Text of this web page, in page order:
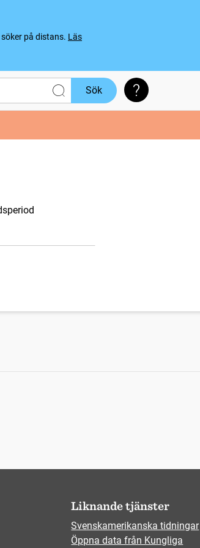
på distans. Läs
Sök Söktips
Liknande tjänster
Svenskamerikanska tidningar
Öppna data från Kungliga